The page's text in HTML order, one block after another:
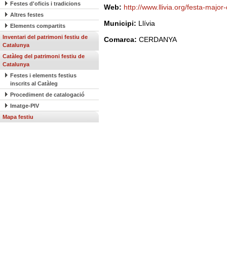
Festes d'oficis i tradicions
Altres festes
Elements compartits
Inventari del patrimoni festiu de
Catalunya
Catàleg del patrimoni festiu de
Catalunya
Festes i elements festius
inscrits al Catàleg
Procediment de catalogació
Imatge-PIV
Mapa festiu
Web: http://www.llivia.org/festa-
Municipi: Llívia
Comarca: CERDANYA